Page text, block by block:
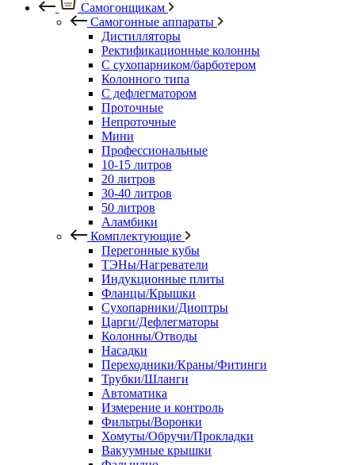
Самогонщикам
Самогонные аппараты
Дистилляторы
Ректификационные колонны
С сухопарником/барботером
Колонного типа
С дефлегматором
Проточные
Непроточные
Мини
Профессиональные
10-15 литров
20 литров
30-40 литров
50 литров
Аламбики
Комплектующие
Перегонные кубы
ТЭНы/Нагреватели
Индукционные плиты
Фланцы/Крышки
Сухопарники/Диоптры
Царги/Дефлегматоры
Колонны/Отводы
Насадки
Переходники/Краны/Фитинги
Трубки/Шланги
Автоматика
Измерение и контроль
Фильтры/Воронки
Хомуты/Обручи/Прокладки
Вакуумные крышки